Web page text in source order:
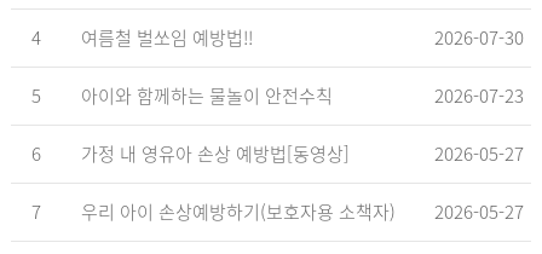
4 여름철 벌쏘임 예방법!! 2026-07-30
5 아이와 함께하는 물놀이 안전수칙 2026-07-23
6 가정 내 영유아 손상 예방법[동영상] 2026-05-27
7 우리 아이 손상예방하기(보호자용 소책자) 2026-05-27